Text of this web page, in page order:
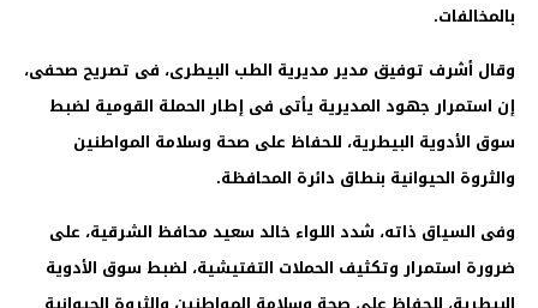
بالمخالفات.
وقال أشرف توفيق مدير مديرية الطب البيطرى، فى تصريح صحفى،
إن استمرار جهود المديرية يأتى فى إطار الحملة القومية لضبط
سوق الأدوية البيطرية، للحفاظ على صحة وسلامة المواطنين
والثروة الحيوانية بنطاق دائرة المحافظة.
وفى السياق ذاته، شدد اللواء خالد سعيد محافظ الشرقية، على
ضرورة استمرار وتكثيف الحملات التفتيشية، لضبط سوق الأدوية